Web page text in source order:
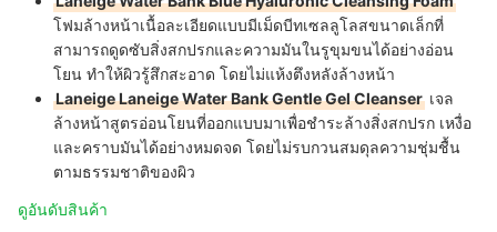
โฟมล้างหน้าเนื้อละเอียดแบบมีเม็ดบีทเซลลูโลสขนาดเล็กที่
สามารถดูดซับสิ่งสกปรกและความมันในรูขุมขนได้อย่างอ่อน
โยน ทำให้ผิวรู้สึกสะอาด โดยไม่แห้งตึงหลังล้างหน้า
Laneige Laneige Water Bank Gentle Gel Cleanser เจล
ล้างหน้าสูตรอ่อนโยนที่ออกแบบมาเพื่อชำระล้างสิ่งสกปรก เหงื่อ
และคราบมันได้อย่างหมดจด โดยไม่รบกวนสมดุลความชุ่มชื้น
ตามธรรมชาติของผิว
ดูอันดับสินค้า